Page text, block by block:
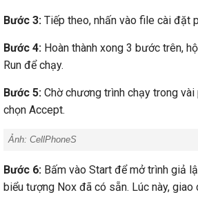
Bước 3: Tiếp theo, nhấn vào file cài đặt
Bước 4: Hoàn thành xong 3 bước trên,
Run để chạy.
Bước 5: Chờ chương trình chạy trong
chọn Accept.
Ảnh: CellPhoneS
Bước 6: Bấm vào Start để mở trình giả
biểu tượng Nox đã có sẵn. Lúc này,